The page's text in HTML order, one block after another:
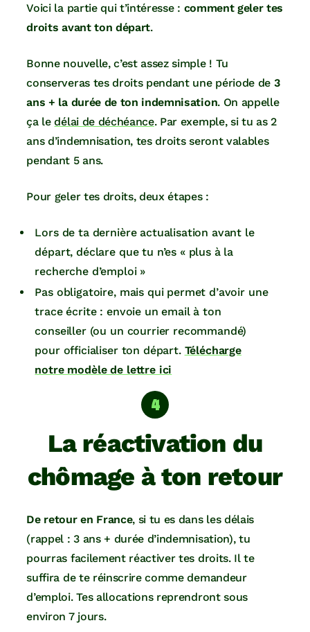
Voici la partie qui t’intéresse : comment geler tes
droits avant ton départ.
Bonne nouvelle, c’est assez simple ! Tu
conserveras tes droits pendant une période de 3
ans + la durée de ton indemnisation. On appelle
ça ledélai de déchéance. Par exemple, si tu as 2
ans d’indemnisation, tes droits seront valables
pendant 5 ans.
Pour geler tes droits, deux étapes :
Lors de ta dernière actualisation avant le
départ, déclare que tu n’es « plus à la
recherche d’emploi »
Pas obligatoire, mais qui permet d’avoir une
trace écrite : envoie un email à ton
conseiller (ou un courrier recommandé)
pour officialiser ton départ. Télécharge
notre modèle de lettre ici
La réactivation du
chômage à ton retour
De retour en France, si tu es dans les délais
(rappel : 3 ans + durée d’indemnisation), tu
pourras facilement réactiver tes droits. Il te
suffira de te réinscrire comme demandeur
d’emploi. Tes allocations reprendront sous
environ 7 jours.